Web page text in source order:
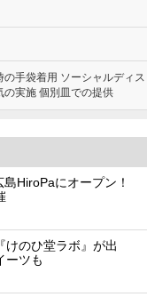
手袋着用 ソーシャルディス
の実施 個別皿での提供
HiroPaにオープン！
けのひ堂ラボ』が出
ーツも